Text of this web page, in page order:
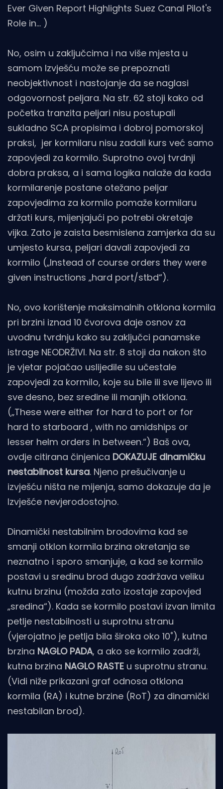
Ever Given Report Highlights Suez Canal Pilot's
Role in... )
No, osim u zaključcima i na više mjesta u
samom Izvješću može se prepoznati
neobjektivnost i nastojanje da se naglasi
odgovornost peljara. Na str. 62 stoji kako od
početka tranzita peljari nisu postupali
sukladno SCA propisima i dobroj pomorskoj
praksi, jer kormilaru nisu zadali kurs već samo
zapovjedi za kormilo. Suprotno ovoj tvrdnji
dobra praksa, a i sama logika nalaže da kada
kormilarenje postane otežano peljar
zapovjedima za kormilo pomaže kormilaru
držati kurs, mijenjajući po potrebi okretaje
vijka. Zato je zaista besmislena zamjerka da su
umjesto kursa, peljari davali zapovjedi za
kormilo („Instead of course orders they were
given instructions „hard port/stbd“).
No, ovo korištenje maksimalnih otklona kormila
pri brzini iznad 10 čvorova daje osnov za
uvodnu tvrdnju kako su zaključci panamske
istrage NEODRŽIVI. Na str. 8 stoji da nakon što
je vjetar pojačao uslijedile su učestale
zapovjedi za kormilo, koje su bile ili sve lijevo ili
sve desno, bez sredine ili manjih otklona.
(„These were either for hard to port or for
hard to starboard , with no amidships or
lesser helm orders in between.“) Baš ova,
ovdje citirana činjenica DOKAZUJE dinamičku
nestabilnost kursa. Njeno prešučivanje u
izvješću ništa ne mijenja, samo dokazuje da je
Izvješće nevjerodostojno.
Dinamički nestabilnim brodovima kad se
smanji otklon kormila brzina okretanja se
neznatno i sporo smanjuje, a kad se kormilo
postavi u sredinu brod dugo zadržava veliku
kutnu brzinu (možda zato izostaje zapovjed
„sredina“). Kada se kormilo postavi izvan limita
petlje nestabilnosti u suprotnu stranu
(vjerojatno je petlja bila široka oko 10˚), kutna
brzina NAGLO PADA, a ako se kormilo zadrži,
kutna brzina NAGLO RASTE u suprotnu stranu.
(Vidi niže prikazani graf odnosa otklona
kormila (RA) i kutne brzine (RoT) za dinamički
nestabilan brod).